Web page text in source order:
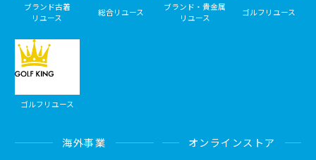
ブランド古着
リユース
総合リユース
ブランド・貴金属
リユース
ゴルフリユース
ゴルフリユース
海外事業 オンラインストア